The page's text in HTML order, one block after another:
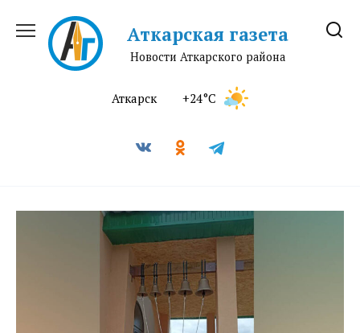
содержанию
Аткарская газета
Новости Аткарского района
Аткарск +24°C